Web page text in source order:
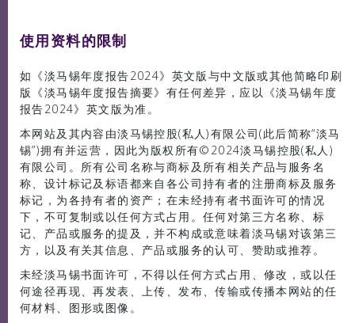
媒体中心
使用资料的限制
如《淡马锡年度报告2024》英文版与中文版或其他简略印刷
版《淡马锡年度报告摘要》有任何差异，应以《淡马锡年度
报告2024》英文版为准。
本网站及其内容由淡马锡控股(私人)有限公司(此后简称“淡马
锡”)拥有并运营，因此为版权所有©2024淡马锡控股(私人)
有限公司。所有公司名称与商标及所有相关产品与服务名
称、设计标记及标语都来自各公司持有者的注册商标及服务
标记，为各持有者的资产；在未经持有者书面许可的情况
下，不可复制或以任何方式占用。任何对第三方名称、标
记、产品或服务的提及，并不构成或意味着淡马锡对该第三
方，以及有关其信息、产品或服务的认可、赞助或推荐。
未经淡马锡书面许可，不得以任何方式占用、修改，或以任
何途径再现、再发表、上传、发布、传输或传播本网站的任
何材料、图形或图像。